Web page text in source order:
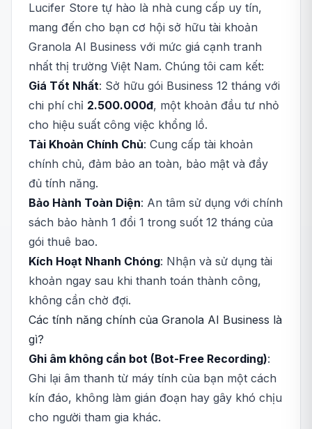
Lucifer Store tự hào là nhà cung cấp uy tín,
mang đến cho bạn cơ hội sở hữu tài khoản
Granola AI Business với mức giá cạnh tranh
nhất thị trường Việt Nam. Chúng tôi cam kết:
Giá Tốt Nhất: Sở hữu gói Business 12 tháng với
chi phí chỉ 2.500.000đ, một khoản đầu tư nhỏ
cho hiệu suất công việc khổng lồ.
Tài Khoản Chính Chủ: Cung cấp tài khoản
chính chủ, đảm bảo an toàn, bảo mật và đầy
đủ tính năng.
Bảo Hành Toàn Diện: An tâm sử dụng với chính
sách bảo hành 1 đổi 1 trong suốt 12 tháng của
gói thuê bao.
Kích Hoạt Nhanh Chóng: Nhận và sử dụng tài
khoản ngay sau khi thanh toán thành công,
không cần chờ đợi.
Các tính năng chính của Granola AI Business là
gì?
Ghi âm không cần bot (Bot-Free Recording):
Ghi lại âm thanh từ máy tính của bạn một cách
kín đáo, không làm gián đoạn hay gây khó chịu
cho người tham gia khác.